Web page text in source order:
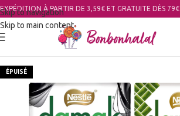
Skip to navigation
Skip to main content
EXPÉDITION À PARTIR DE 3,59€ ET GRATUITE DÈS 79€
ÉPUISÉ